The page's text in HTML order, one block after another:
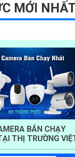
MỚI
BÁN CHẠY
THỊ TRƯỜNG